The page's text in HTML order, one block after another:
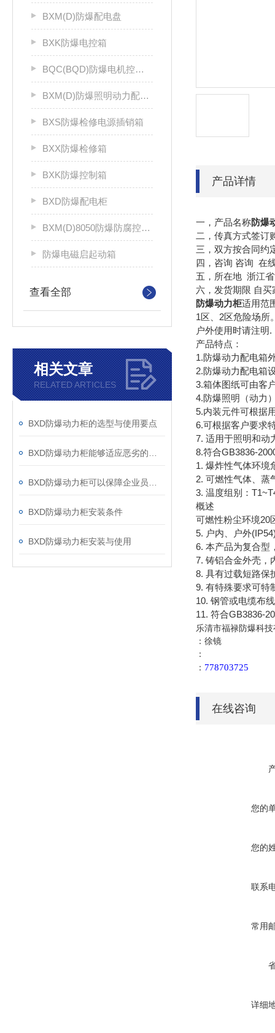
BXM(D)防爆配电盘
BXK防爆电控箱
BQC(BQD)防爆电机控制器
BXM(D)防爆照明动力配电箱
BXS防爆检修电源插销箱
BXX防爆检修箱
BXK防爆控制箱
BXD防爆配电柜
BXM(D)8050防爆防腐控制配电箱
防爆电磁启起动箱
查看全部
相关文章
RELATED ARTICLES
BXD防爆动力柜的选型与使用要点
BXD防爆动力柜安装条件
BXD防爆动力柜安装与使用
产品详情
一，产品名称防爆
二，传真方式签订
三，双方按合同约
四，咨询 咨询 在
五，所在地 浙江
六，发货期限 自
防爆动力柜适用范
1区、2区危险场所
户外使用时请注明.
产品特点：
1.防爆动力配电箱
2.防爆动力配电箱
3.箱体图纸可由客
4.防爆照明（动力
5.内装元件可根据
6.可根据客户要求
7. 适用于照明和动
8.符合GB3836-
1. 爆炸性气体环境
2. 可燃性气体、蒸
3. 温度组别：
概述
可燃性粉尘环境20
5. 户内、户外
6. 本产品为复合型
7. 铸铝合金外壳，
8. 具有过载短路保
9. 有特殊要求可特
10. 钢管或电缆布
11. 符合GB3836-
乐清市福禄防爆科
：徐镜
：
： 778703725
在线咨询
您的
您的
联系
常用
详细